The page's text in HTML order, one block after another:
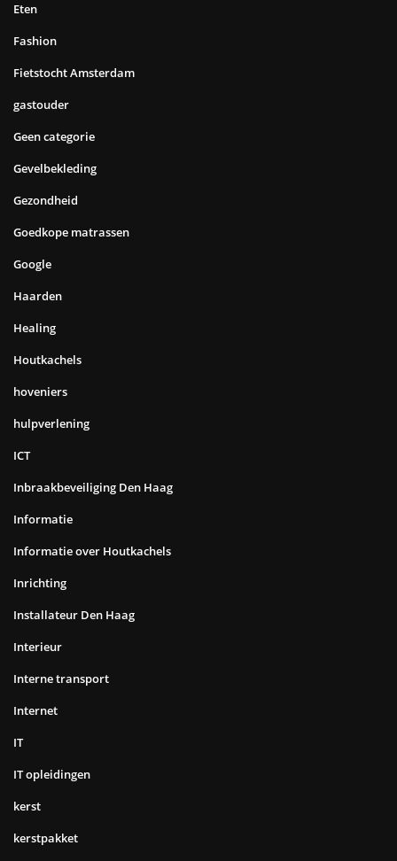
Eten
Fashion
Fietstocht Amsterdam
gastouder
Geen categorie
Gevelbekleding
Gezondheid
Goedkope matrassen
Google
Haarden
Healing
Houtkachels
hoveniers
hulpverlening
ICT
Inbraakbeveiliging Den Haag
Informatie
Informatie over Houtkachels
Inrichting
Installateur Den Haag
Interieur
Interne transport
Internet
IT
IT opleidingen
kerst
kerstpakket